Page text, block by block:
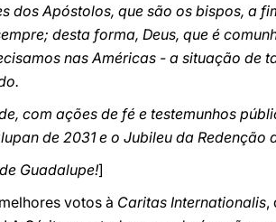
dos Apóstolos, que são os bispos, a
desta forma, Deus, que é
nas Américas - a situação de
com ações de fé e testemunhos
de 2031 e o Jubileu da
Guadalupe!]
votos à Caritas Internationalis,